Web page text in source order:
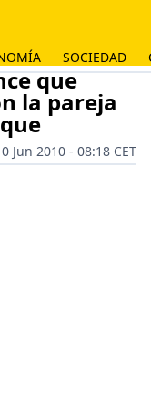
SOCIEDAD
que
la pareja
Jun 2010 - 08:18 CET